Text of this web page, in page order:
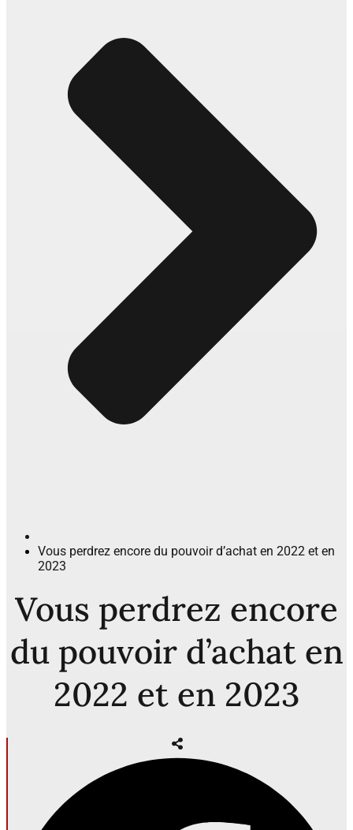
Vous perdrez encore du pouvoir d’achat en 2022 et en
2023
Vous perdrez encore
du pouvoir d’achat en
2022 et en 2023